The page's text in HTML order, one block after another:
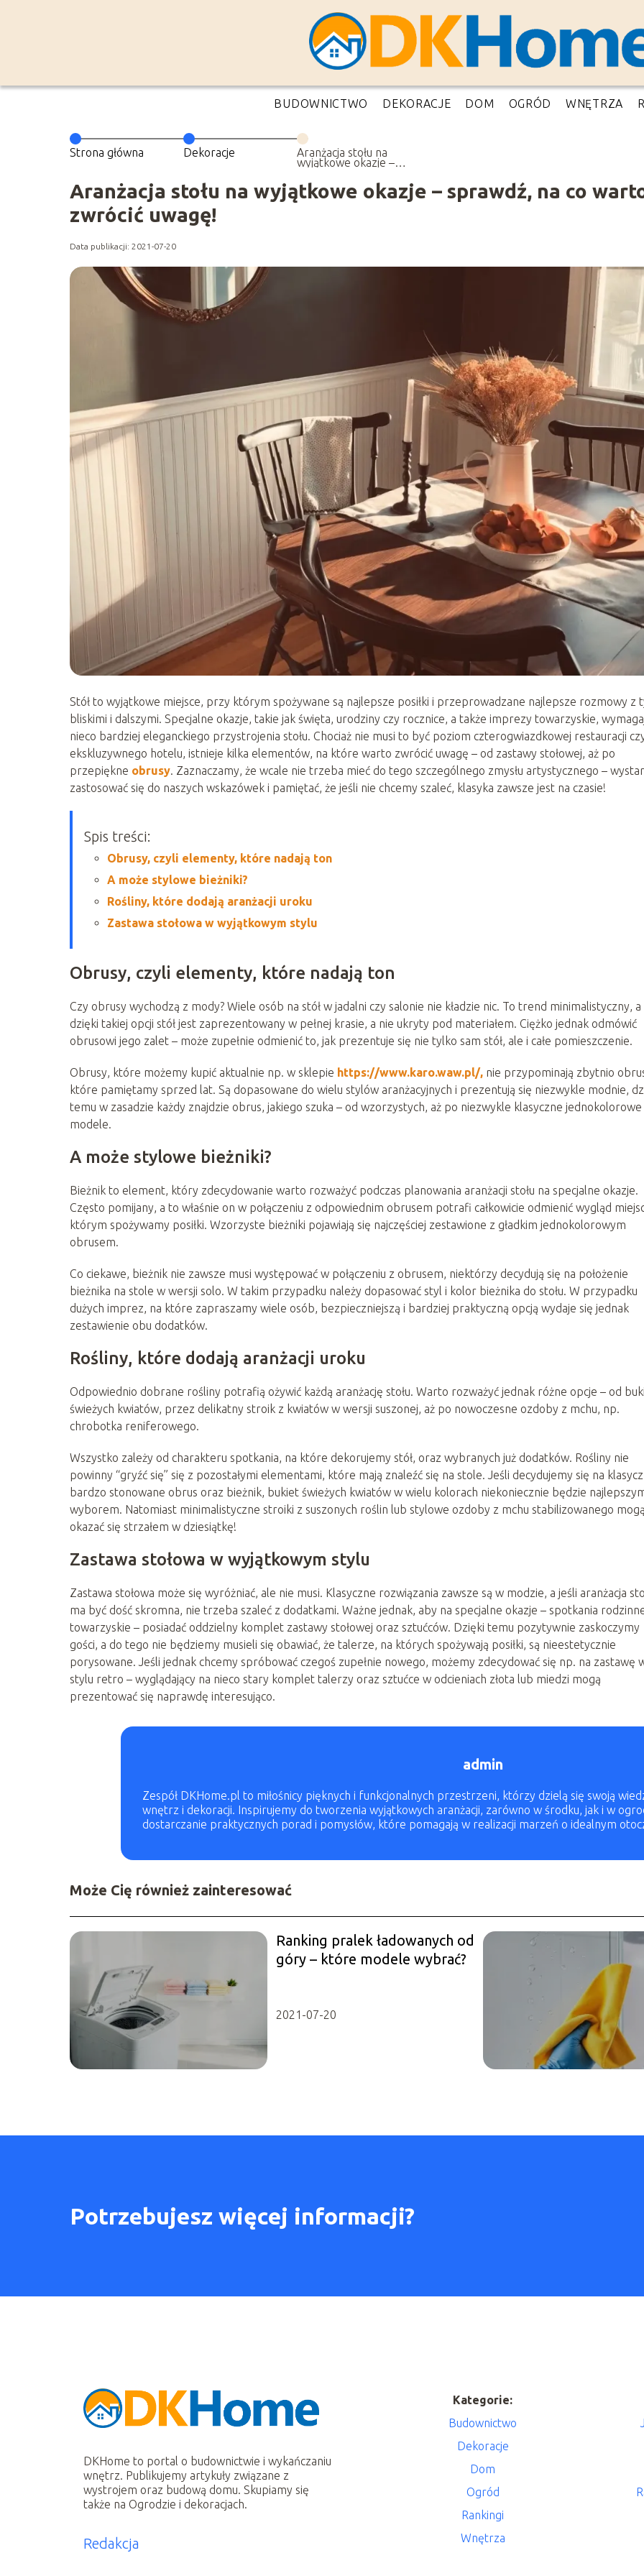
BUDOWNICTWO DEKORACJE DOM OGRÓD WNĘTRZA
Strona główna Dekoracje Aranżacja stołu na
wyjątkowe okazje –
zwrócić uwagę!
Aranżacja stołu na wyjątkowe okazje – sprawdź, na co
zwrócić uwagę!
Data publikacji: 2021-07-20
Stół to wyjątkowe miejsce, przy którym spożywane są najlepsze posiłki i przeprowadzane najlepsze rozmowy z
bliskimi i dalszymi. Specjalne okazje, takie jak święta, urodziny czy rocznice, a także imprezy towarzyskie,
nieco bardziej eleganckiego przystrojenia stołu. Chociaż nie musi to być poziom czterogwiazdkowej restauracji
ekskluzywnego hotelu, istnieje kilka elementów, na które warto zwrócić uwagę – od zastawy stołowej, aż po
przepiękne obrusy. Zaznaczamy, że wcale nie trzeba mieć do tego szczególnego zmysłu artystycznego –
zastosować się do naszych wskazówek i pamiętać, że jeśli nie chcemy szaleć, klasyka zawsze jest na czasie!
Spis treści:
Obrusy, czyli elementy, które nadają ton
A może stylowe bieżniki?
Rośliny, które dodają aranżacji uroku
Zastawa stołowa w wyjątkowym stylu
Obrusy, czyli elementy, które nadają ton
Czy obrusy wychodzą z mody? Wiele osób na stół w jadalni czy salonie nie kładzie nic. To trend minimalistyczny, a
dzięki takiej opcji stół jest zaprezentowany w pełnej krasie, a nie ukryty pod materiałem. Ciężko jednak odmówić
obrusowi jego zalet – może zupełnie odmienić to, jak prezentuje się nie tylko sam stół, ale i całe pomieszczenie.
Obrusy, które możemy kupić aktualnie np. w sklepie https://www.karo.waw.pl/, nie przypominają zbytnio
które pamiętamy sprzed lat. Są dopasowane do wielu stylów aranżacyjnych i prezentują się niezwykle modnie,
temu w zasadzie każdy znajdzie obrus, jakiego szuka – od wzorzystych, aż po niezwykle klasyczne jednokolorowe
modele.
A może stylowe bieżniki?
Bieżnik to element, który zdecydowanie warto rozważyć podczas planowania aranżacji stołu na specjalne okazje.
Często pomijany, a to właśnie on w połączeniu z odpowiednim obrusem potrafi całkowicie odmienić wygląd
którym spożywamy posiłki. Wzorzyste bieżniki pojawiają się najczęściej zestawione z gładkim jednokolorowym
obrusem.
Co ciekawe, bieżnik nie zawsze musi występować w połączeniu z obrusem, niektórzy decydują się na położenie
bieżnika na stole w wersji solo. W takim przypadku należy dopasować styl i kolor bieżnika do stołu. W przypadku
dużych imprez, na które zapraszamy wiele osób, bezpieczniejszą i bardziej praktyczną opcją wydaje się jednak
zestawienie obu dodatków.
Rośliny, które dodają aranżacji uroku
Odpowiednio dobrane rośliny potrafią ożywić każdą aranżację stołu. Warto rozważyć jednak różne opcje – od
świeżych kwiatów, przez delikatny stroik z kwiatów w wersji suszonej, aż po nowoczesne ozdoby z mchu, np.
chrobotka reniferowego.
Wszystko zależy od charakteru spotkania, na które dekorujemy stół, oraz wybranych już dodatków. Rośliny nie
powinny “gryźć się” się z pozostałymi elementami, które mają znaleźć się na stole. Jeśli decydujemy się na
bardzo stonowane obrus oraz bieżnik, bukiet świeżych kwiatów w wielu kolorach niekoniecznie będzie
wyborem. Natomiast minimalistyczne stroiki z suszonych roślin lub stylowe ozdoby z mchu stabilizowanego mogą
okazać się strzałem w dziesiątkę!
Zastawa stołowa w wyjątkowym stylu
Zastawa stołowa może się wyróżniać, ale nie musi. Klasyczne rozwiązania zawsze są w modzie, a jeśli aranżacja
ma być dość skromna, nie trzeba szaleć z dodatkami. Ważne jednak, aby na specjalne okazje – spotkania
towarzyskie – posiadać oddzielny komplet zastawy stołowej oraz sztućców. Dzięki temu pozytywnie zaskoczymy
gości, a do tego nie będziemy musieli się obawiać, że talerze, na których spożywają posiłki, są nieestetycznie
porysowane. Jeśli jednak chcemy spróbować czegoś zupełnie nowego, możemy zdecydować się np. na zastawę
stylu retro – wyglądający na nieco stary komplet talerzy oraz sztućce w odcieniach złota lub miedzi mogą
prezentować się naprawdę interesująco.
admin
Zespół DKHome.pl to miłośnicy pięknych i funkcjonalnych przestrzeni, którzy dzielą się swoją
wnętrz i dekoracji. Inspirujemy do tworzenia wyjątkowych aranżacji, zarówno w środku, jak i w
dostarczanie praktycznych porad i pomysłów, które pomagają w realizacji marzeń o idealnym
Może Cię również zainteresować
Ranking pralek ładowanych od
góry – które modele wybrać?
2021-07-20
Potrzebujesz więcej informacji?
DKHome to portal o budownictwie i wykańczaniu
wnętrz. Publikujemy artykuły związane z
wystrojem oraz budową domu. Skupiamy się
także na Ogrodzie i dekoracjach.
Redakcja
Kategorie:
Budownictwo
Dekoracje
Dom
Ogród
Rankingi
Wnętrza